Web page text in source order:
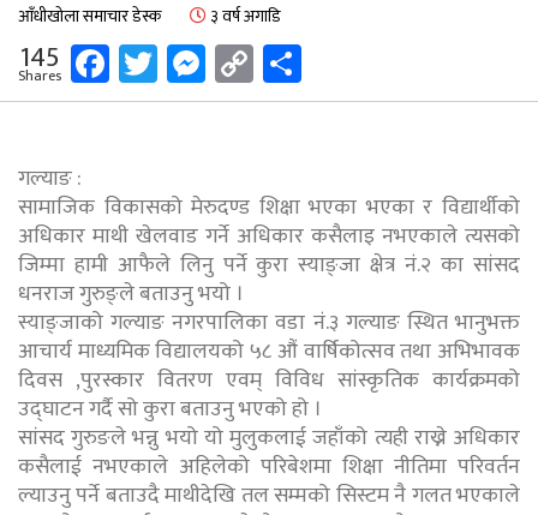
आँधीखोला समाचार डेस्क ३ वर्ष अगाडि
145
Shares Facebook
Twitter
Messenger
Copy
Link
गल्याङ :
सामाजिक विकासको मेरुदण्ड शिक्षा भएका भएका र विद्यार्थीको
अधिकार माथी खेलवाड गर्ने अधिकार कसैलाइ नभएकाले त्यसको
जिम्मा हामी आफैले लिनु पर्ने कुरा स्याङ्जा क्षेत्र नं.२ का सांसद
धनराज गुरुङ्ले बताउनु भयो ।
स्याङ्जाको गल्याङ नगरपालिका वडा नं.३ गल्याङ स्थित भानुभक्त
आचार्य माध्यमिक विद्यालयको ५८ औं वार्षिकोत्सव तथा अभिभावक
दिवस ,पुरस्कार वितरण एवम् विविध सांस्कृतिक कार्यक्रमको
उद्घाटन गर्दै सो कुरा बताउनु भएको हो ।
सांसद गुरुङले भन्नु भयो यो मुलुकलाई जहाँको त्यही राख्ने अधिकार
कसैलाई नभएकाले अहिलेको परिबेशमा शिक्षा नीतिमा परिवर्तन
ल्याउनु पर्ने बताउदै माथीदेखि तल सम्मको सिस्टम नै गलत भएकाले